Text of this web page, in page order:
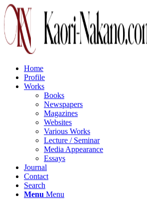
Home
Profile
Works
Books
Newspapers
Magazines
Websites
Various Works
Lecture / Seminar
Media Appearance
Essays
Journal
Contact
Search
Menu Menu